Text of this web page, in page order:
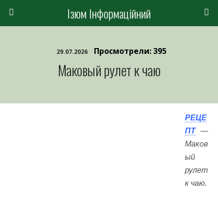
Ізюм Інформаційний
29.07.2026 Просмотрели: 395
Маковый рулет к чаю
РЕЦЕ
ПТ —
Маков
ый
рулет
к чаю.